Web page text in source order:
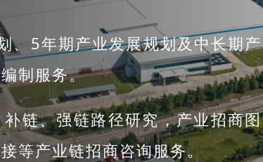
、5年期产业发展规划及中长期产
制服务。
链、强链路径研究，产业招商图
等产业链招商咨询服务。